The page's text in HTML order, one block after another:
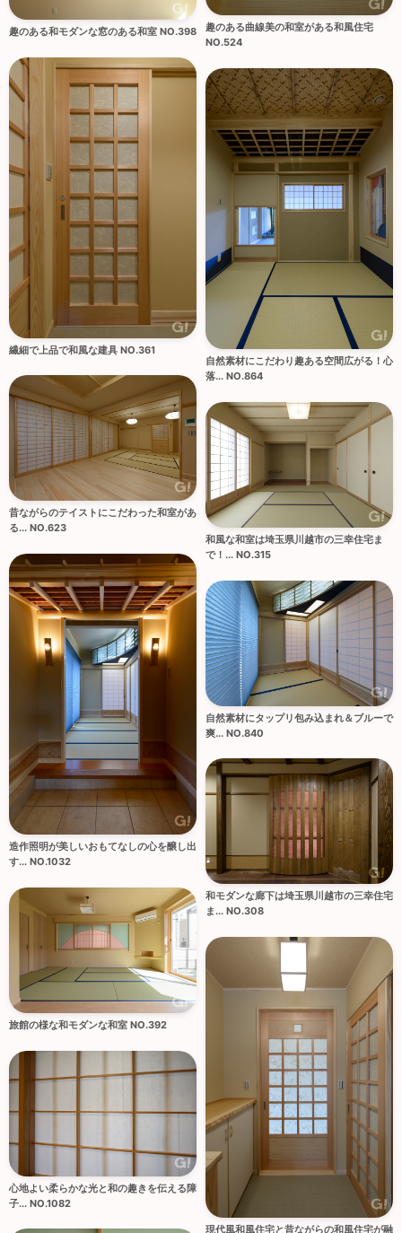
趣のある曲線美の和室がある和風住宅
NO.524
趣のある和モダンな窓のある和室 NO.398
繊細で上品で和風な建具 NO.361
自然素材にこだわり趣ある空間広がる！心
落... NO.864
昔ながらのテイストにこだわった和室があ
る... NO.623
和風な和室は埼玉県川越市の三幸住宅ま
で！... NO.315
造作照明が美しいおもてなしの心を醸し出
す... NO.1032
自然素材にタップリ包み込まれ＆ブルーで
爽... NO.840
和モダンな廊下は埼玉県川越市の三幸住宅
ま... NO.308
旅館の様な和モダンな和室 NO.392
現代風和風住宅と昔ながらの和風住宅が融
心地よい柔らかな光と和の趣きを伝える障
子... NO.1082